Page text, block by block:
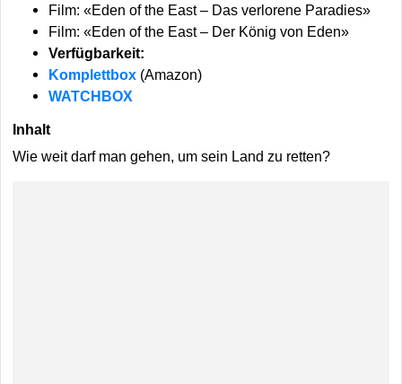
Film: «Eden of the East – Das verlorene Paradies»
Film: «Eden of the East – Der König von Eden»
Verfügbarkeit:
Komplettbox(Amazon)
WATCHBOX
Inhalt
Wie weit darf man gehen, um sein Land zu retten?